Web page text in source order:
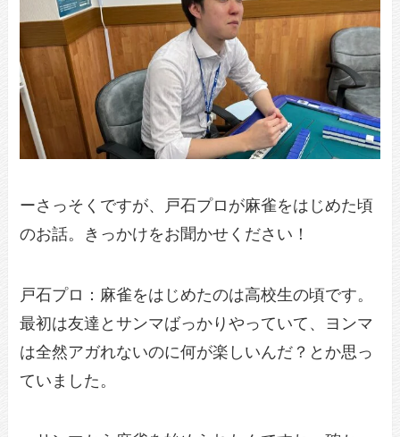
ーさっそくですが、戸石プロが麻雀をはじめた頃
のお話。きっかけをお聞かせください！
戸石プロ：麻雀をはじめたのは高校生の頃です。
最初は友達とサンマばっかりやっていて、ヨンマ
は全然アガれないのに何が楽しいんだ？とか思っ
ていました。